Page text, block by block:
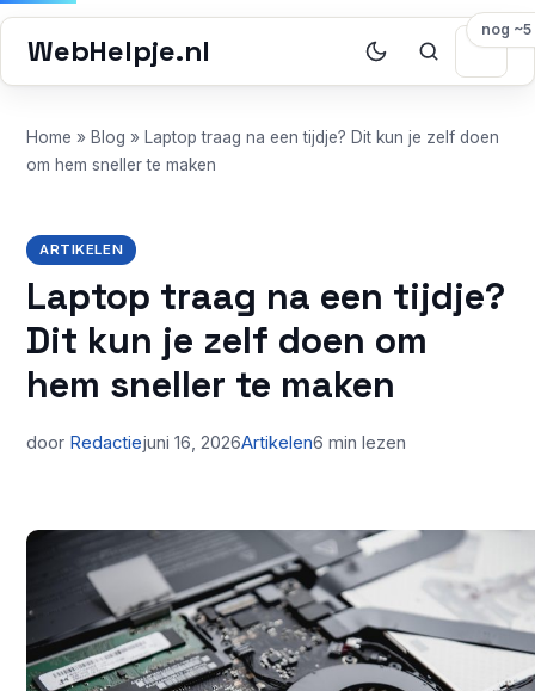
WebHelpje.nl
Home » Blog » Laptop traag na een tijdje? Dit kun je zelf doen
om hem sneller te maken
ARTIKELEN
Laptop traag na een tijdje?
Dit kun je zelf doen om
hem sneller te maken
door Redactiejuni 16, 2026Artikelen6 min lezen
nog ~5